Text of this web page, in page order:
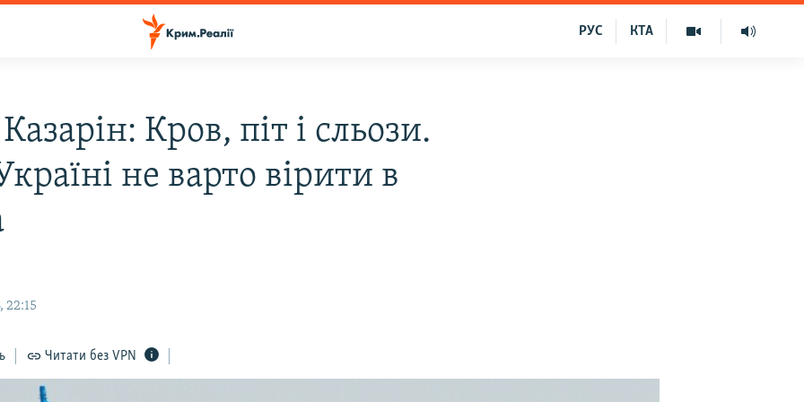
КТА
РУС
Кров, піт і сльози.
не варто вірити в
22:15
Читати без VPN